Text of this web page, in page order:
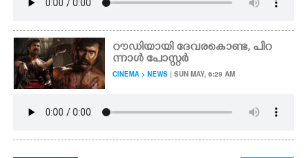
റൗഡിയായി ദേവരകൊണ്ട, പിറ
ന്നാൾ പോസ്റ്റർ
CINEMA > NEWS | SUN MAY, 6:29 AM